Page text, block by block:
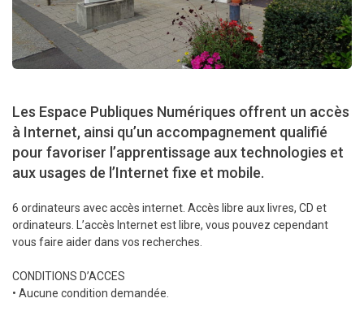
Les Espace Publiques Numériques offrent un accès
à Internet, ainsi qu’un accompagnement qualifié
pour favoriser l’apprentissage aux technologies et
aux usages de l’Internet fixe et mobile.
6 ordinateurs avec accès internet. Accès libre aux livres, CD et
ordinateurs. L’accès Internet est libre, vous pouvez cependant
vous faire aider dans vos recherches.
CONDITIONS D’ACCES
• Aucune condition demandée.